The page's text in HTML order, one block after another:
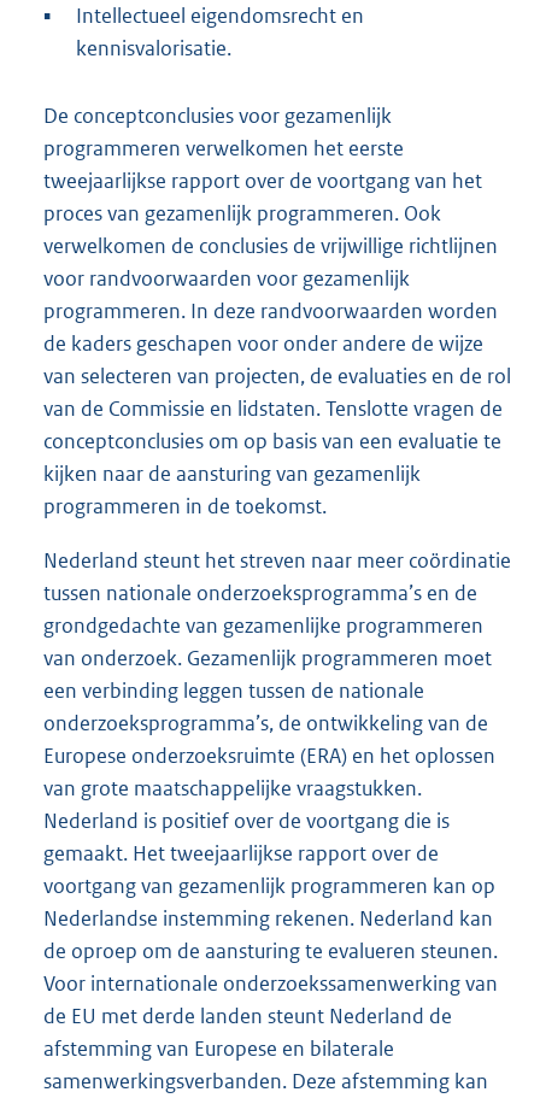
▪
Intellectueel eigendomsrecht en
kennisvalorisatie.
De conceptconclusies voor gezamenlijk
programmeren verwelkomen het eerste
tweejaarlijkse rapport over de voortgang van het
proces van gezamenlijk programmeren. Ook
verwelkomen de conclusies de vrijwillige richtlijnen
voor randvoorwaarden voor gezamenlijk
programmeren. In deze randvoorwaarden worden
de kaders geschapen voor onder andere de wijze
van selecteren van projecten, de evaluaties en de rol
van de Commissie en lidstaten. Tenslotte vragen de
conceptconclusies om op basis van een evaluatie te
kijken naar de aansturing van gezamenlijk
programmeren in de toekomst.
Nederland steunt het streven naar meer coördinatie
tussen nationale onderzoeksprogramma’s en de
grondgedachte van gezamenlijke programmeren
van onderzoek. Gezamenlijk programmeren moet
een verbinding leggen tussen de nationale
onderzoeksprogramma’s, de ontwikkeling van de
Europese onderzoeksruimte (ERA) en het oplossen
van grote maatschappelijke vraagstukken.
Nederland is positief over de voortgang die is
gemaakt. Het tweejaarlijkse rapport over de
voortgang van gezamenlijk programmeren kan op
Nederlandse instemming rekenen. Nederland kan
de oproep om de aansturing te evalueren steunen.
Voor internationale onderzoekssamenwerking van
de EU met derde landen steunt Nederland de
afstemming van Europese en bilaterale
samenwerkingsverbanden. Deze afstemming kan